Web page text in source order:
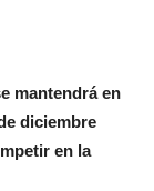
mantendrá en
diciembre
en la